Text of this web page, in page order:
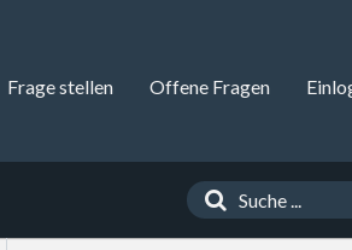
Frage stellen Offene Fragen